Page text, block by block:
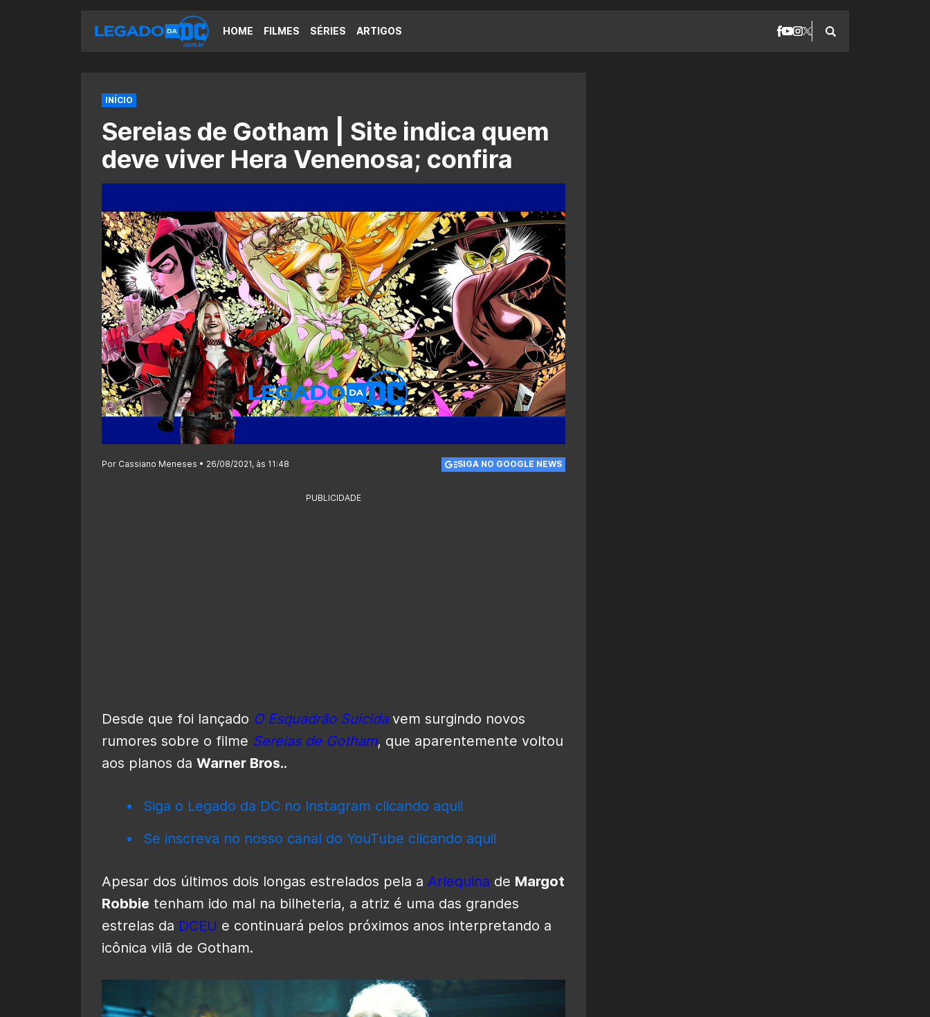
HOME FILMES SÉRIES ARTIGOS
INÍCIO
Sereias de Gotham | Site indica quem
deve viver Hera Venenosa; confira
Por Cassiano Meneses • 26/08/2021, às 11:48 SIGA NO GOOGLE NEWS
PUBLICIDADE
Desde que foi lançado O Esquadrão Suicidavem surgindo novos
rumores sobre o filme Sereias de Gotham, que aparentemente voltou
aos planos da Warner Bros..
Siga o Legado da DC no Instagram clicando aqui!
Se inscreva no nosso canal do YouTube clicando aqui!
Apesar dos últimos dois longas estrelados pela a Arlequina de Margot
Robbie tenham ido mal na bilheteria, a atriz é uma das grandes
estrelas da DCEU e continuará pelos próximos anos interpretando a
icônica vilã de Gotham.